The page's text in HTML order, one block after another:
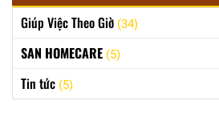
Giúp Việc Theo Giờ (34)
SAN HOMECARE (5)
Tin tức (5)